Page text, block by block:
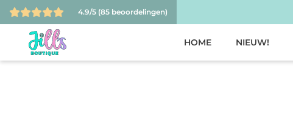
4.9/5 (85 beoordelingen)
HOME NIEUW!